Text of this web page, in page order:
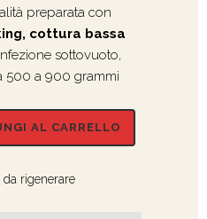
preparata con
cottura bassa
sottovuoto,
500 a 900 grammi
AL CARRELLO
da rigenerare